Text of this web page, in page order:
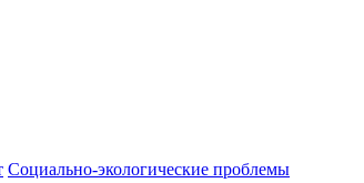
Социально-экологические проблемы